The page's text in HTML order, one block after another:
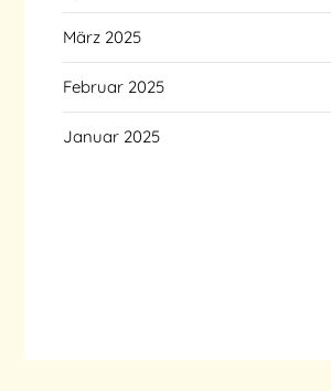
März 2025
Februar 2025
Januar 2025